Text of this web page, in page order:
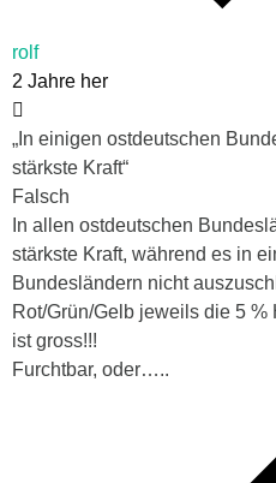
rolf
2 Jahre her
„In einigen ostdeutschen
stärkste Kraft“
Falsch
In allen ostdeutschen
stärkste Kraft, während es in
Bundesländern nicht
Rot/Grün/Gelb jeweils die 5
ist gross!!!
Furchtbar, oder…..